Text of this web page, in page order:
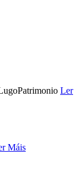
Ler
Máis